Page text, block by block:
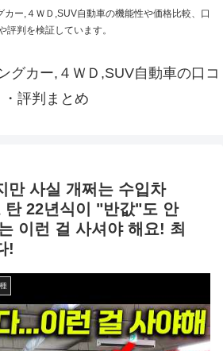
ー,４ＷＤ,SUV自動車の機能性や価格比較、口
評判を検証しています。
グカー,４ＷＤ,SUV自動車の口コ
・評判まとめ
만 사실 개쩌는 수입차
탄 22년식이 "반값"도 안
이런 걸 사셔야 해요! 최
!